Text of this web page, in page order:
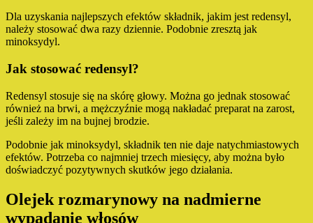
Dla uzyskania najlepszych efektów składnik, jakim jest redensyl,
należy stosować dwa razy dziennie. Podobnie zresztą jak
minoksydyl.
Jak stosować redensyl?
Redensyl stosuje się na skórę głowy. Można go jednak stosować
również na brwi, a mężczyźnie mogą nakładać preparat na zarost,
jeśli zależy im na bujnej brodzie.
Podobnie jak minoksydyl, składnik ten nie daje natychmiastowych
efektów. Potrzeba co najmniej trzech miesięcy, aby można było
doświadczyć pozytywnych skutków jego działania.
Olejek rozmarynowy na nadmierne
wypadanie włosów